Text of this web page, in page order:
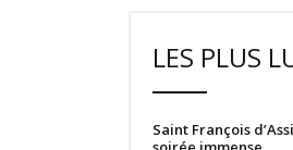
LES PLUS
Saint François